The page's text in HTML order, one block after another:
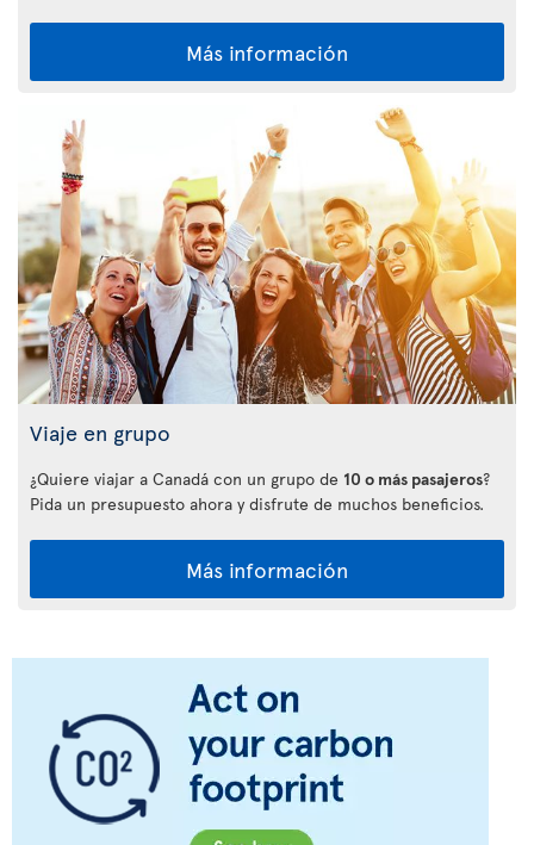
Más información
Viaje en grupo
¿Quiere viajar a Canadá con un grupo de 10 o más pasajeros?
Pida un presupuesto ahora y disfrute de muchos beneficios.
Más información